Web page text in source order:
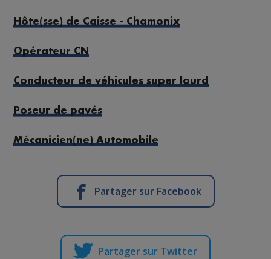
Hôte(sse) de Caisse - Chamonix
Opérateur CN
Conducteur de véhicules super lourd
Poseur de pavés
Mécanicien(ne) Automobile
Partager sur Facebook
Partager sur Twitter